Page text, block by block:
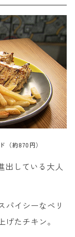
（約870円）
出している大人
パイシーなペリ
たチキン。